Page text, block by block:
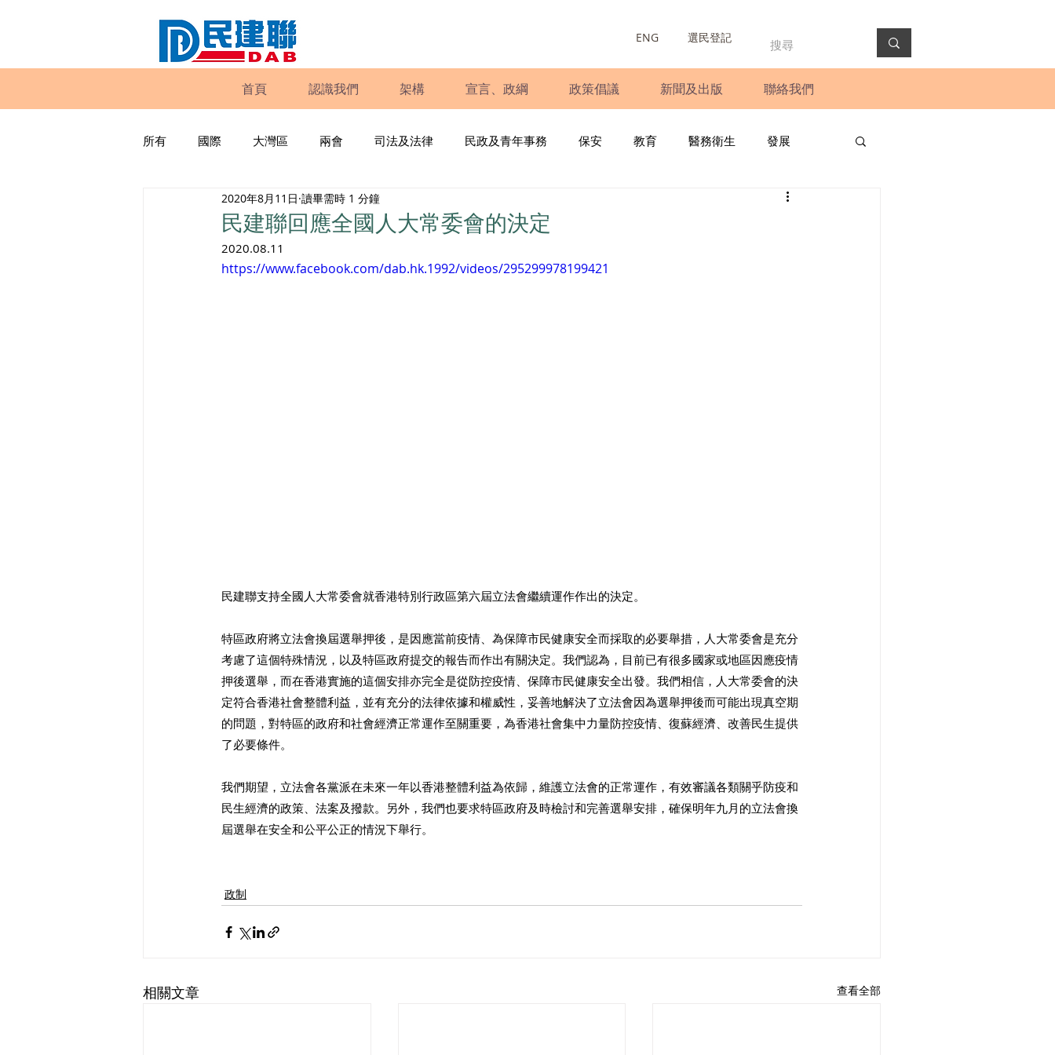
ENG 選民登記
首頁 認識我們 架構 宣言、政綱 政策倡議 新聞及出版 聯絡我們
所有 國際 大灣區 兩會 司法及法律 民政及青年事務 保安 教育 醫務衛生 發展
工商專業 家庭 圓桌會議
民建聯報告及建議書 調查 新冠肺炎 選舉 義工
民建聯回應全國人大常委會的決定
2020年8月11日 讀畢需時 1 分鐘
2020.08.11
https://www.facebook.com/dab.hk.1992/videos/295299978199421
民建聯支持全國人大常委會就香港特別行政區第六屆立法會繼續運作作出的決定。
特區政府將立法會換屆選舉押後，是因應當前疫情、為保障市民健康安全而採取的必要舉措，人大常委會是充分
考慮了這個特殊情況，以及特區政府提交的報告而作出有關決定。我們認為，目前已有很多國家或地區因應疫情
押後選舉，而在香港實施的這個安排亦完全是從防控疫情、保障市民健康安全出發。我們相信，人大常委會的決
定符合香港社會整體利益，並有充分的法律依據和權威性，妥善地解決了立法會因為選舉押後而可能出現真空期
的問題，對特區的政府和社會經濟正常運作至關重要，為香港社會集中力量防控疫情、復蘇經濟、改善民生提供
了必要條件。
我們期望，立法會各黨派在未來一年以香港整體利益為依歸，維護立法會的正常運作，有效審議各類關乎防疫和
民生經濟的政策、法案及撥款。另外，我們也要求特區政府及時檢討和完善選舉安排，確保明年九月的立法會換
屆選舉在安全和公平公正的情況下舉行。
政制
相關文章 查看全部